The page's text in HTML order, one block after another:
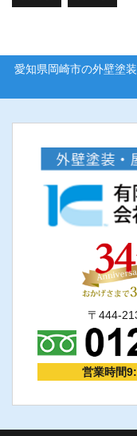
愛知県岡崎市の外壁塗
〒444-
営業時間